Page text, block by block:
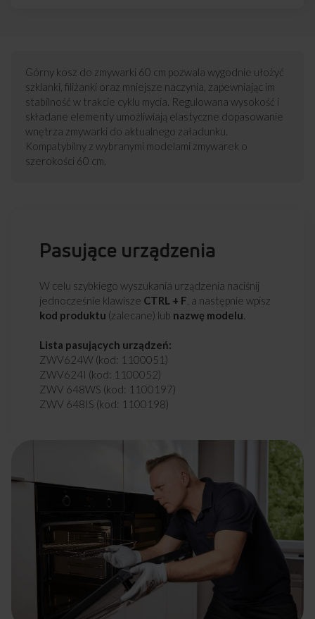
Górny kosz do zmywarki 60 cm pozwala wygodnie ułożyć
szklanki, filiżanki oraz mniejsze naczynia, zapewniając im
stabilność w trakcie cyklu mycia. Regulowana wysokość i
składane elementy umożliwiają elastyczne dopasowanie
wnętrza zmywarki do aktualnego załadunku.
Kompatybilny z wybranymi modelami zmywarek o
szerokości 60 cm.
Pasujące urządzenia
W celu szybkiego wyszukania urządzenia naciśnij
jednocześnie klawisze CTRL + F , a następnie wpisz
kod produktu (zalecane) lub nazwę modelu
Lista pasujących urządzeń:
ZWV624W (kod: 1100051)
ZWV624I (kod: 1100052)
ZWV 648WS (kod: 1100197)
ZWV 648IS (kod: 1100198)